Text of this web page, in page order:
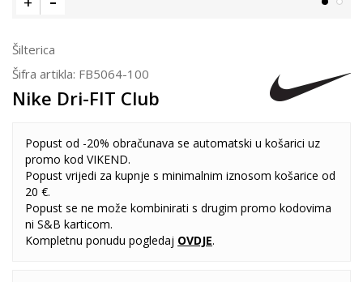
Šilterica
Šifra artikla: FB5064-100
Nike Dri-FIT Club
Popust od -20% obračunava se automatski u košarici uz
promo kod VIKEND.
Popust vrijedi za kupnje s minimalnim iznosom košarice od
20 €.
Popust se ne može kombinirati s drugim promo kodovima
ni S&B karticom.
Kompletnu ponudu pogledaj OVDJE.